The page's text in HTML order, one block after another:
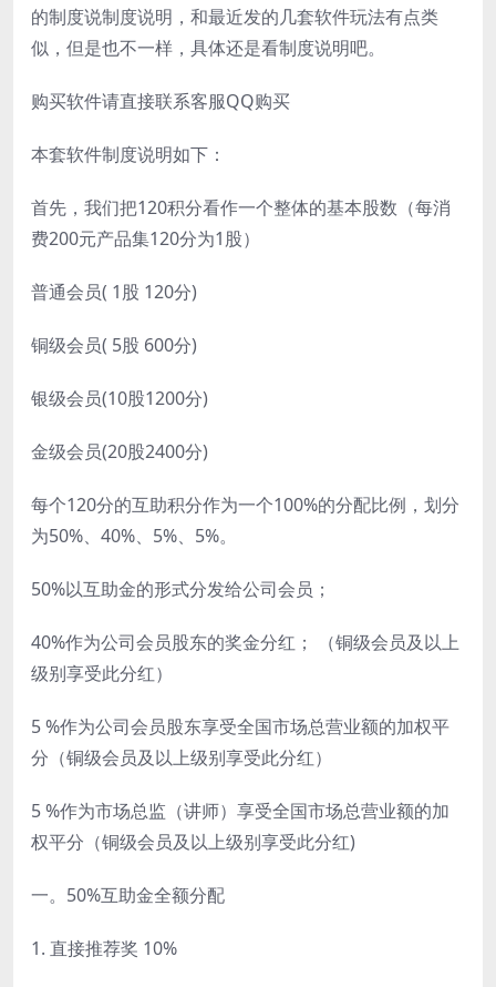
的制度说制度说明，和最近发的几套软件玩法有点类
似，但是也不一样，具体还是看制度说明吧。
购买软件请直接联系客服QQ购买
本套软件制度说明如下：
首先，我们把120积分看作一个整体的基本股数（每消
费200元产品集120分为1股）
普通会员( 1股 120分)
铜级会员( 5股 600分)
银级会员(10股1200分)
金级会员(20股2400分)
每个120分的互助积分作为一个100%的分配比例，划分
为50%、40%、5%、5%。
50%以互助金的形式分发给公司会员；
40%作为公司会员股东的奖金分红； （铜级会员及以上
级别享受此分红）
5 %作为公司会员股东享受全国市场总营业额的加权平
分（铜级会员及以上级别享受此分红）
5 %作为市场总监（讲师）享受全国市场总营业额的加
权平分（铜级会员及以上级别享受此分红)
一。50%互助金全额分配
1. 直接推荐奖 10%